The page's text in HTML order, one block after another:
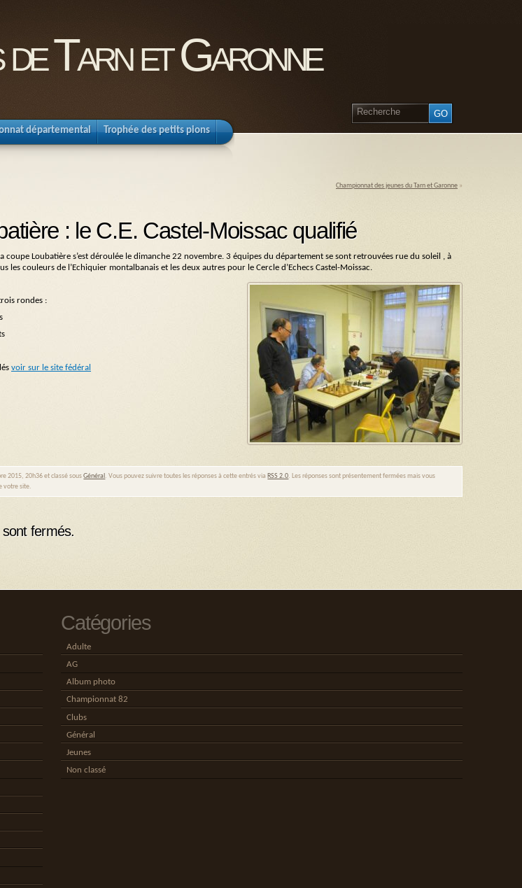
de Tarn et Garonne
départemental Trophée des petits pions
Championnat des jeunes du Tarn et Garonne »
: le C.E. Castel-Moissac qualifié
coupe Loubatière s’est déroulée le dimanche 22 novembre. 3 équipes du département se sont retrouvées rue du soleil , à
les couleurs de l’Echiquier montalbanais et les deux autres pour le Cercle d’Echecs Castel-Moissac.
rondes :
voir sur le site fédéral
2015, 20h36 et classé sousGénéral . Vous pouvez suivre toutes les réponses à cette entrés via RSS 2.0. Les réponses sont présentement fermées mais vous
votre site.
fermés.
Catégories
Adulte
AG
Album photo
Championnat 82
Clubs
Général
Jeunes
Non classé